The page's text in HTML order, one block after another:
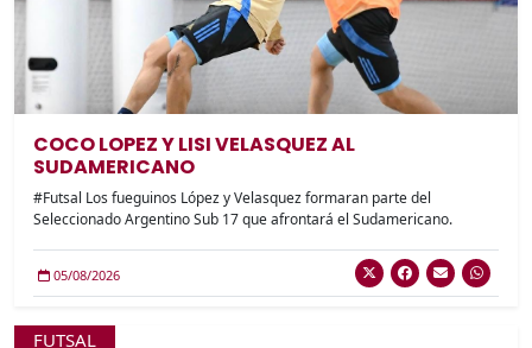
COCO LOPEZ Y LISI VELASQUEZ AL
SUDAMERICANO
#Futsal Los fueguinos López y Velasquez formaran parte del
Seleccionado Argentino Sub 17 que afrontará el Sudamericano.
05/08/2026
FUTSAL